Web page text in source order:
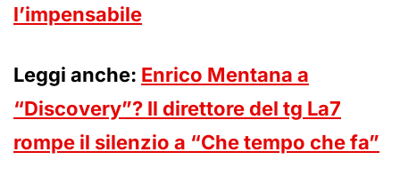
l’impensabile
Leggi anche: Enrico Mentana a
“Discovery”? Il direttore del tg La7
rompe il silenzio a “Che tempo che fa”